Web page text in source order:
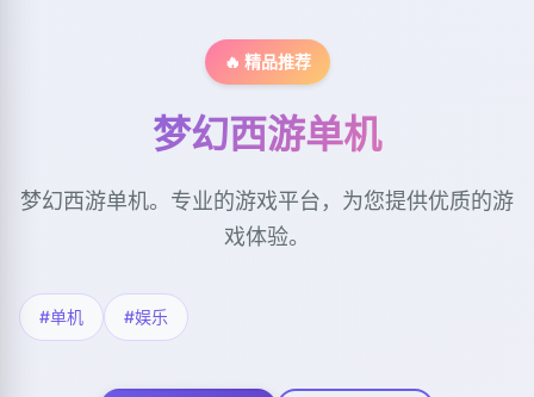
🔥 精品推荐
梦幻西游单机
梦幻西游单机。专业的游戏平台，为您提供优质的游
戏体验。
#单机 #娱乐